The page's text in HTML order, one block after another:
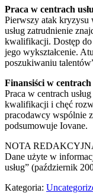
Praca w centrach
Pierwszy atak kryzysu
usług zatrudnienie
kwalifikacji. Dostęp do
jego wykształcenie.
poszukiwaniu
Finansiści w centrach
Praca w centrach
kwalifikacji i chęć
pracodawcy wspólnie
podsumowuje Iovane.
NOTA
Dane użyte w
usług” (październik
Kategoria: